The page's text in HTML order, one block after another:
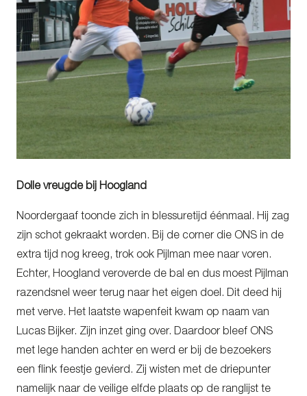
Dolle vreugde bij Hoogland
Noordergaaf toonde zich in blessuretijd éénmaal. Hij zag
zijn schot gekraakt worden. Bij de corner die ONS in de
extra tijd nog kreeg, trok ook Pijlman mee naar voren.
Echter, Hoogland veroverde de bal en dus moest Pijlman
razendsnel weer terug naar het eigen doel. Dit deed hij
met verve. Het laatste wapenfeit kwam op naam van
Lucas Bijker. Zijn inzet ging over. Daardoor bleef ONS
met lege handen achter en werd er bij de bezoekers
een flink feestje gevierd. Zij wisten met de driepunter
namelijk naar de veilige elfde plaats op de ranglijst te